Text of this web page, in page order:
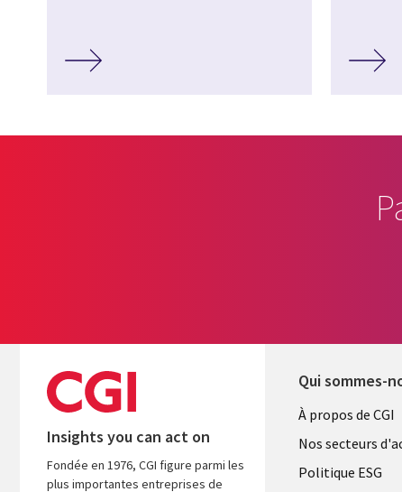
Insights you can act on
Fondée en 1976, CGI figure parmi les
plus importantes entreprises de
Qui sommes-
Useful
links
FRANCE
À propos de CGI
Nos secteurs
Politique ESG